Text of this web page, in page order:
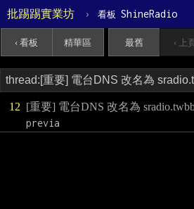
批踢踢實業坊 › 看板 ShineRadio
‹ 看板 精華區 最舊 ‹ 上
12 [重要] 電台DNS 改名為
previa